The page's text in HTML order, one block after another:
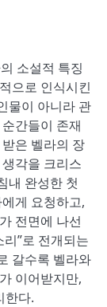
소설적 특징
으로 인식시킨
물이 아니라 관
간들이 존재
은 벨라의 장
각을 크리스
내 완성한 첫
게 요청하고,
전면에 나선
”로 전개되는
갈수록 벨라와
이어받지만,
한다.